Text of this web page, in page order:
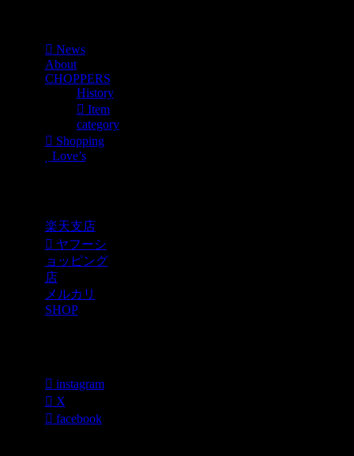
News
About
CHOPPERS
History
Item
category
Shopping
Love’s
楽天支店
ヤフーシ
ョッピング
店
メルカリ
SHOP
instagram
X
facebook